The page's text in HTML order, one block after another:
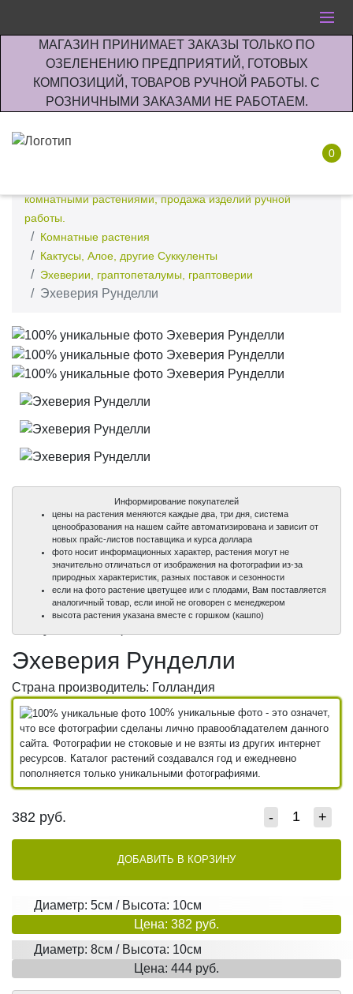
МАГАЗИН ПРИНИМАЕТ ЗАКАЗЫ ТОЛЬКО ПО
ОЗЕЛЕНЕНИЮ ПРЕДПРИЯТИЙ, ГОТОВЫХ
КОМПОЗИЦИЙ, ТОВАРОВ РУЧНОЙ РАБОТЫ. С
РОЗНИЧНЫМИ ЗАКАЗАМИ НЕ РАБОТАЕМ.
0
комнатными растениями, продажа изделий ручной
работы.
Комнатные растения
Кактусы, Алое, другие Суккуленты
Эхеверии, граптопеталумы, граптоверии
Эхеверия Рунделли
100%
100%
100%
Информирование покупателей
цены на растения меняются каждые два, три дня, система
ценообразования на нашем сайте автоматизирована и зависит от
новых прайс-листов поставщика и курса доллара
фото носит информационных характер, растения могут не
значительно отличаться от изображения на фотографии из-за
природных характеристик, разных поставок и сезонности
если на фото растение цветущее или с плодами, Вам поставляется
аналогичный товар, если иной не оговорен с менеджером
высота растения указана вместе с горшком (кашпо)
Эхеверия Рунделли
Страна производитель: Голландия
100% уникальные фото - это означет,
что все фотографии сделаны лично правообладателем данного
сайта. Фотографии не стоковые и не взяты из других интернет
ресурсов. Каталог растений создавался год и ежедневно
пополняется только уникальными фотографиями.
382 руб. - +
ДОБАВИТЬ В КОРЗИНУ
Диаметр: 5см / Высота: 10см
Цена: 382 руб.
Диаметр: 8см / Высота: 10см
Цена: 444 руб.